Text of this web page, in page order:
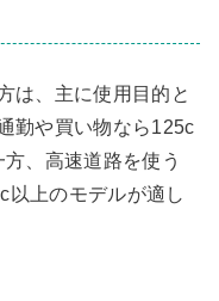
は、主に使用目的と
勤や買い物なら125c
、高速道路を使う
以上のモデルが適し